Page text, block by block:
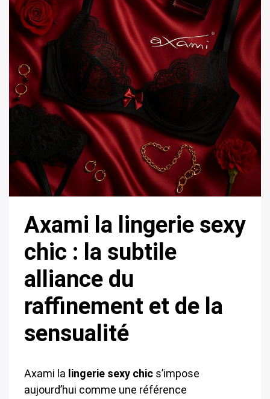
Axami la lingerie sexy
chic : la subtile
alliance du
raffinement et de la
sensualité
Axami la lingerie sexy chic s’impose
aujourd’hui comme une référence